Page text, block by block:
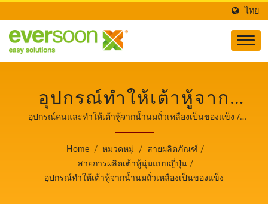
ไทย
อุปกรณ์ทำให้เต้าหู้จาก
น้ำนมถั่วเหลืองเป็น
ของแข็งเป็นหนึ่งใน
เครื่องจักรในสายการผลิต
อุปกรณ์คนและทำให้เต้าหู้จากน้ำนมถั่วเหลืองเป็นของแข็ง /
ผู้นำด้านเครื่องจักรผลิตเต้าหู้และนมถั่วเหลืองอัตโนมัติที่ให้
ความสำคัญสูงสุดกับความปลอดภัยด้านอาหาร.
Home / หมวดหมู่ / สายผลิตภัณฑ์ /
สายการผลิตเต้าหู้นุ่มแบบญี่ปุ่น /
อุปกรณ์ทำให้เต้าหู้จากน้ำนมถั่วเหลืองเป็นของแข็ง